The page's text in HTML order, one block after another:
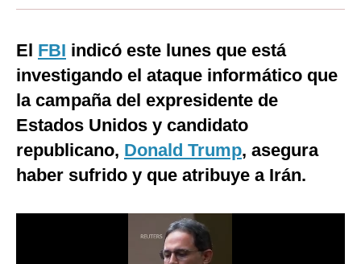
España
Internacional
Tecnología
Club del Suscriptor
Mix
G de Gestión
El FBI indicó este lunes que está
investigando el ataque informático que
la campaña del expresidente de
Estados Unidos y candidato
republicano, Donald Trump, asegura
haber sufrido y que atribuye a Irán.